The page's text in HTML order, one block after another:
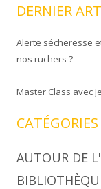
DERNIER
Alerte sécheresse
nos ruchers ?
Master Class avec
CATÉGORIES
AUTOUR DE